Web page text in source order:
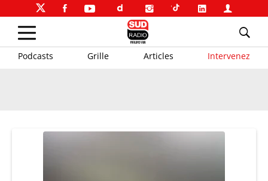
Podcasts Grille Articles Intervenez